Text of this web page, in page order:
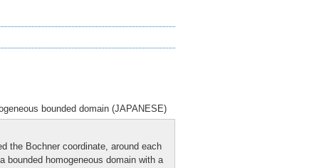
bounded domain (JAPANESE)
the Bochner coordinate, around each
homogeneous domain with a